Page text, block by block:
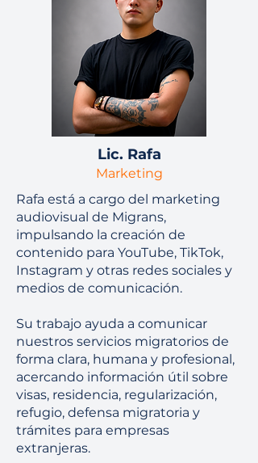
Lic. Rafa
Marketing
Rafa está a cargo del marketing
audiovisual de Migrans,
impulsando la creación de
contenido para YouTube, TikTok,
Instagram y otras redes sociales y
medios de comunicación.
Su trabajo ayuda a comunicar
nuestros servicios migratorios de
forma clara, humana y profesional,
acercando información útil sobre
visas, residencia, regularización,
refugio, defensa migratoria y
trámites para empresas
extranjeras.